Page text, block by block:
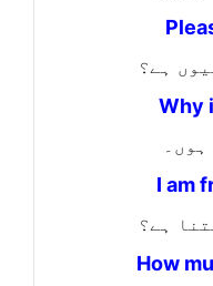
ہے؟
Why
I am
ہے؟
How